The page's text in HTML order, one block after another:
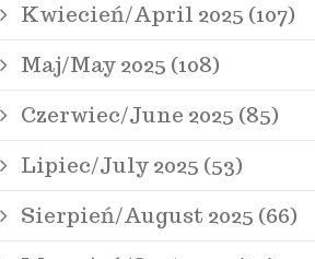
Kwiecień/April 2025 (107)
Maj/May 2025 (108)
Czerwiec/June 2025 (85)
Lipiec/July 2025 (53)
Sierpień/August 2025 (66)